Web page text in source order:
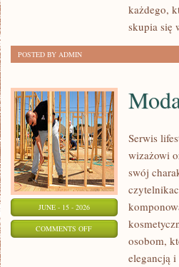
każdego,
skupia się
POSTED BY ADMIN
JUNE - 15 - 2026
COMMENTS OFFON
Serwis
wizażowi
swój
osobom,
elegancją